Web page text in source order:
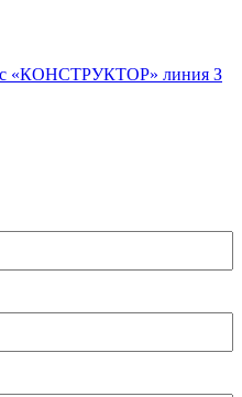
«КОНСТРУКТОР» линия З